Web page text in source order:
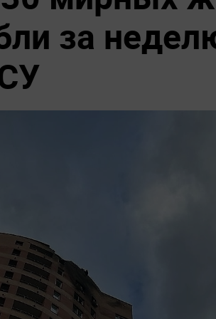
за